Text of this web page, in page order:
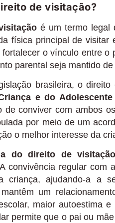
de visitação?
é um termo legal
física principal de
fortalecer o vínculo entre
parental seja mantido
brasileira, o
e do Adolescente
de conviver com ambos
por meio de um
o melhor interesse da
do direito de visitação
convivência regular
criança, ajudando-a a
um
maior autoestima
permite que o pai ou